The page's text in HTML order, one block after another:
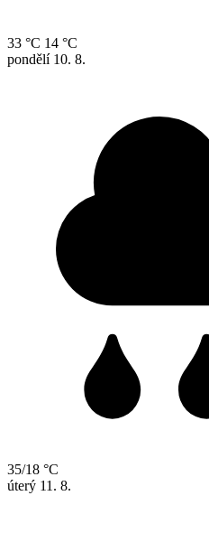
33 °C 14 °C
pondělí 10. 8.
35/18 °C
úterý 11. 8.